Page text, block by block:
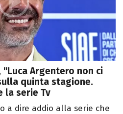
"Luca Argentero non ci
quinta stagione.
la serie Tv
a dire addio alla serie che